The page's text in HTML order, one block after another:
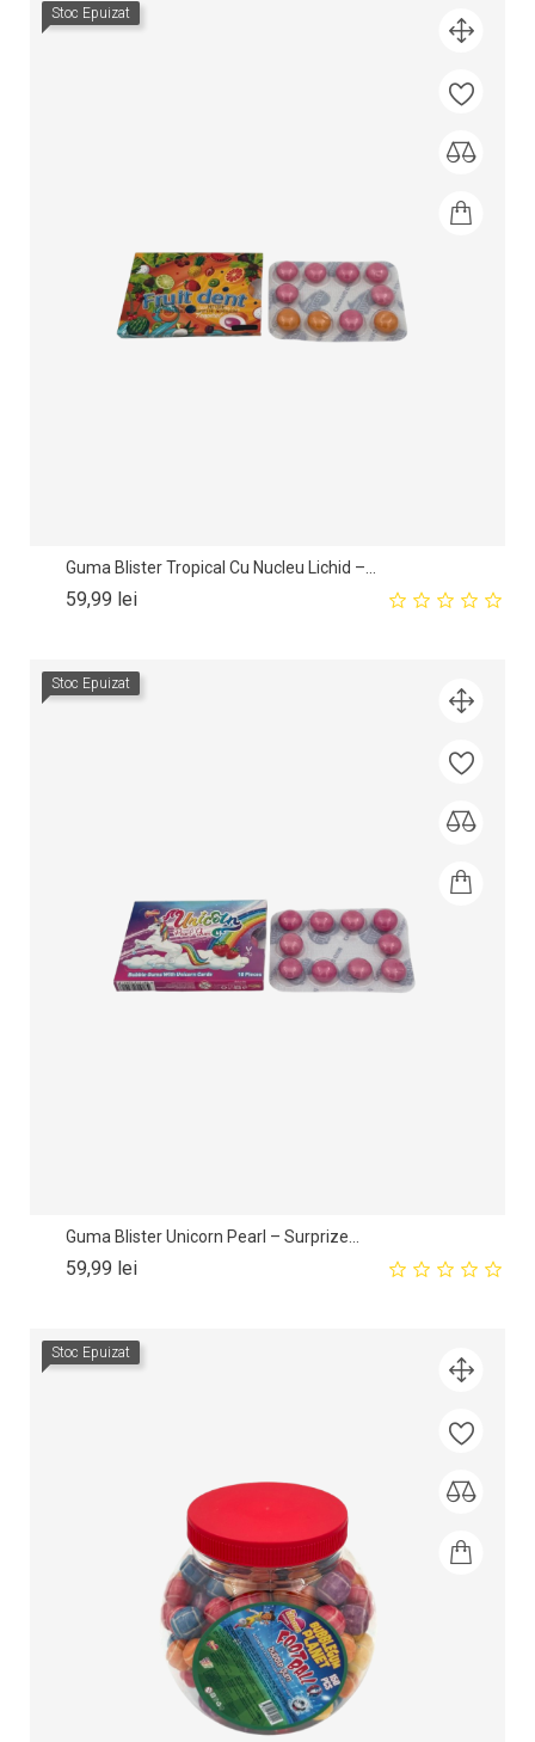
Stoc Epuizat
Guma Blister Tropical Cu Nucleu Lichid –...
59,99 leiPret
Stoc Epuizat
Guma Blister Unicorn Pearl – Surprize...
59,99 leiPret
Stoc Epuizat